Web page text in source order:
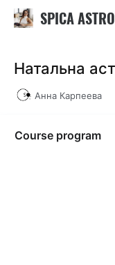
SPICA
Натальна
Анна Карпеева
Course program